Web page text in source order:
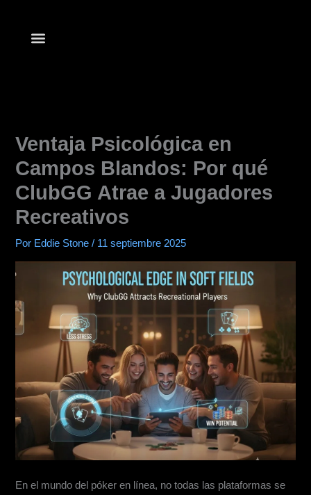
contenido
Ventaja Psicológica en
Campos Blandos: Por qué
ClubGG Atrae a Jugadores
Recreativos
Por Eddie Stone/ 11 septiembre 2025
En el mundo del póker en línea, no todas las plataformas se